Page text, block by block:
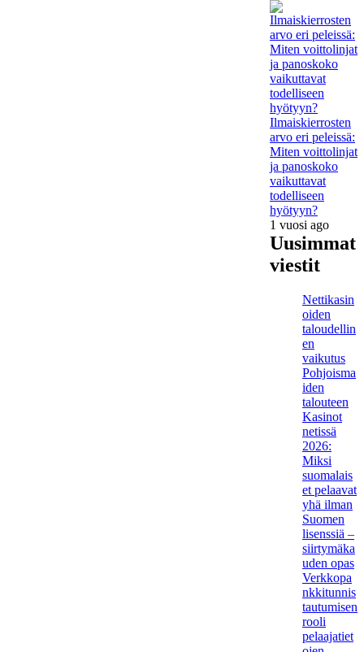
Ilmaiskierrosten
arvo eri peleissä:
Miten voittolinjat
ja panoskoko
vaikuttavat
todelliseen
hyötyyn?
1 vuosi ago
Uusimmat
viestit
Nettikasin
oiden
taloudellin
en
vaikutus
Pohjoisma
iden
talouteen
Kasinot
netissä
2026:
Miksi
suomalais
et pelaavat
yhä ilman
Suomen
lisenssiä –
siirtymäka
uden opas
Verkkopa
nkkitunnis
tautumisen
rooli
pelaajatiet